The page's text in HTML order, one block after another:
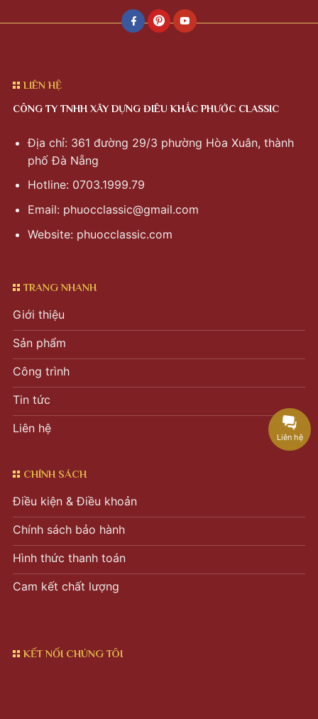
LIÊN HỆ
CÔNG TY TNHH XÂY DỰNG ĐIÊU KHẮC PHƯỚC CLASSIC
Địa chỉ: 361 đường 29/3 phường Hòa Xuân, thành
phố Đà Nẵng
Hotline: 0703.1999.79
Email: phuocclassic@gmail.com
Website: phuocclassic.com
TRANG NHANH
Giới thiệu
Sản phẩm
Công trình
Tin tức
Liên hệ
CHÍNH SÁCH
Điều kiện & Điều khoản
Chính sách bảo hành
Hình thức thanh toán
Cam kết chất lượng
KẾT NỐI CHÚNG TÔI
Liên hệ